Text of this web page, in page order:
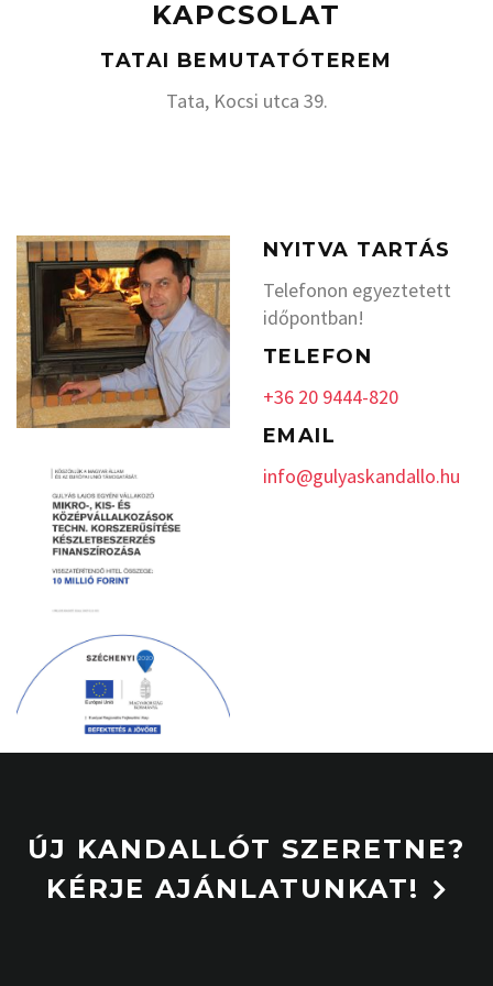
KAPCSOLAT
TATAI BEMUTATÓTEREM
Tata, Kocsi utca 39.
NYITVA TARTÁS
Telefonon egyeztetett
időpontban!
TELEFON
+36 20 9444-820
EMAIL
info@gulyaskandallo.hu
ÚJ KANDALLÓT SZERETNE?
KÉRJE AJÁNLATUNKAT!